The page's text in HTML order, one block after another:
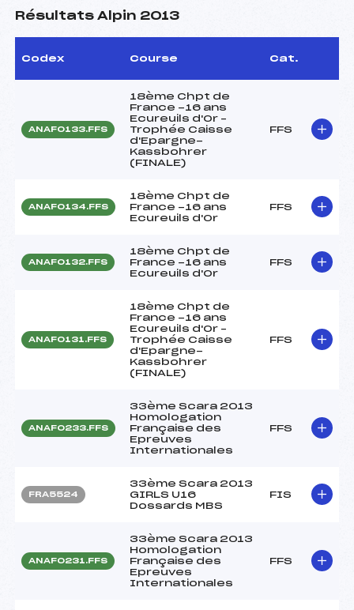
Résultats Alpin 2013
Codex Course Cat.
ANAF0133.FFS
18ème Chpt de
France -16 ans
Ecureuils d'Or –
Trophée Caisse
d'Epargne-
Kassbohrer
(FINALE)
FFS
ANAF0134.FFS
18ème Chpt de
France -16 ans
Ecureuils d'Or
FFS
ANAF0132.FFS
18ème Chpt de
France -16 ans
Ecureuils d'Or
FFS
ANAF0131.FFS
18ème Chpt de
France -16 ans
Ecureuils d'Or –
Trophée Caisse
d'Epargne-
Kassbohrer
(FINALE)
FFS
ANAF0233.FFS
33ème Scara 2013
Homologation
Française des
Epreuves
Internationales
FFS
FRA5524
33ème Scara 2013
GIRLS U16
Dossards MBS
FIS
ANAF0231.FFS
33ème Scara 2013
Homologation
Française des
Epreuves
Internationales
FFS